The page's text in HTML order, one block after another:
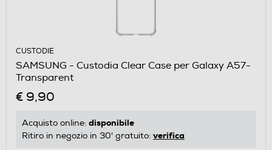
CUSTODIE
SAMSUNG - Custodia Clear Case per Galaxy A57-
Transparent
€ 9,90
Acquisto online: disponibile
Ritiro in negozio in 30' gratuito: verifica